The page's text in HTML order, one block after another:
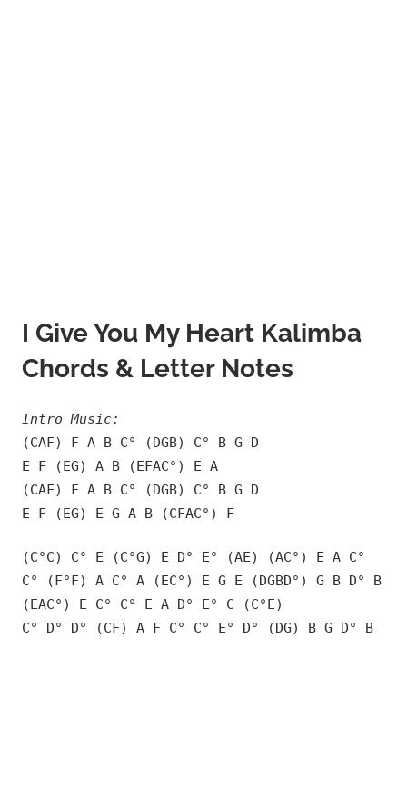
I Give You My Heart Kalimba
Chords & Letter Notes
Intro Music:
(CAF) F A B C° (DGB) C° B G D
E F (EG) A B (EFAC°) E A
(CAF) F A B C° (DGB) C° B G D
E F (EG) E G A B (CFAC°) F
(C°C) C° E (C°G) E D° E° (AE) (AC°) E A C°
C° (F°F) A C° A (EC°) E G E (DGBD°) G B D° B
(EAC°) E C° C° E A D° E° C (C°E)
C° D° D° (CF) A F C° C° E° D° (DG) B G D° B